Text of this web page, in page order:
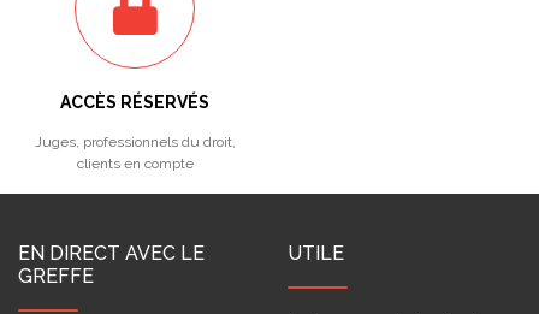
ACCÈS RÉSERVÉS
Juges, professionnels du droit,
clients en compte
EN DIRECT AVEC LE
GREFFE
UTILE